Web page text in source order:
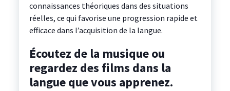
connaissances théoriques dans des situations
réelles, ce qui favorise une progression rapide et
efficace dans l’acquisition de la langue.
Écoutez de la musique ou
regardez des films dans la
langue que vous apprenez.